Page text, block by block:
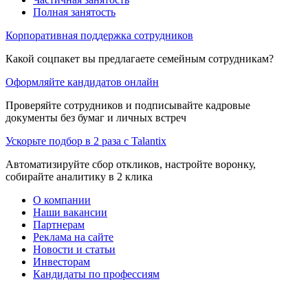
Полная занятость
Корпоративная поддержка сотрудников
Какой соцпакет вы предлагаете семейным сотрудникам?
Оформляйте кандидатов онлайн
Проверяйте сотрудников и подписывайте кадровые
документы без бумаг и личных встреч
Ускорьте подбор в 2 раза с Talantix
Автоматизируйте сбор откликов, настройте воронку,
собирайте аналитику в 2 клика
О компании
Наши вакансии
Партнерам
Реклама на сайте
Новости и статьи
Инвесторам
Кандидаты по профессиям